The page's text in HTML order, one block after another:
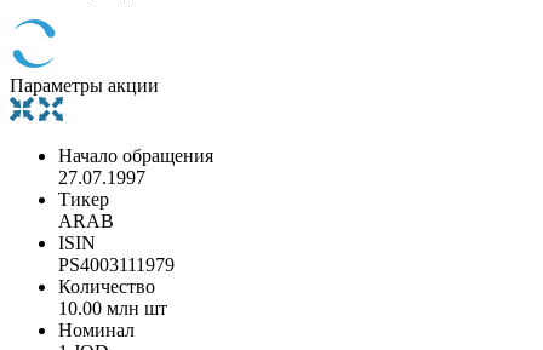
Параметры акции
Начало обращения
27.07.1997
Тикер
ARAB
ISIN
PS4003111979
Количество
10.00 млн шт
Номинал